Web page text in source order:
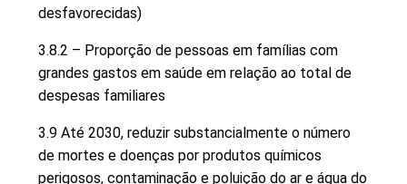
desfavorecidas)
3.8.2 – Proporção de pessoas em famílias com
grandes gastos em saúde em relação ao total de
despesas familiares
3.9 Até 2030, reduzir substancialmente o número
de mortes e doenças por produtos químicos
perigosos, contaminação e poluição do ar e água do